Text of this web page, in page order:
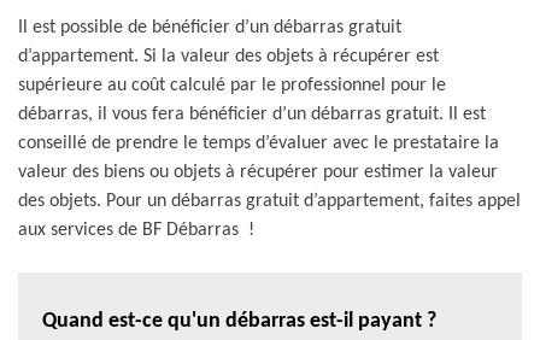
Il est possible de bénéficier d’un débarras gratuit
d’appartement. Si la valeur des objets à récupérer est
supérieure au coût calculé par le professionnel pour le
débarras, il vous fera bénéficier d’un débarras gratuit. Il est
conseillé de prendre le temps d’évaluer avec le prestataire la
valeur des biens ou objets à récupérer pour estimer la valeur
des objets. Pour un débarras gratuit d’appartement, faites appel
aux services de BF Débarras !
Quand est-ce qu'un débarras est-il payant ?